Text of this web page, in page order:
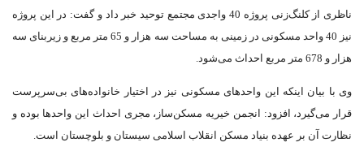
ناظری از کلنگ‌زنی پروژه 40 واجدی مجتمع توحید خبر داد و گفت: در این پروژه
نیز 40 واحد مسکونی در زمینی به مساحت سه هزار و 65 متر مربع و زیربنای سه
هزار و 678 متر مربع احداث می‌شود.
وی با بیان اینکه این واحدهای مسکونی نیز در اختیار خانواده‌های بی‌سرپرست
قرار می‌گیرد، افزود: انجمن خیریه مسکن‌ساز، مجری احداث این واحدها بوده و
نظارت آن بر عهده بنیاد مسکن انقلاب اسلامی سیستان و بلوچستان است.